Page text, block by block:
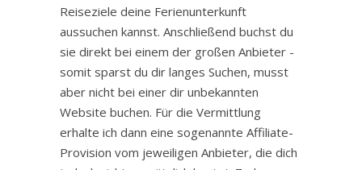
Reiseziele deine Ferienunterkunft
aussuchen kannst. Anschließend buchst du
sie direkt bei einem der großen Anbieter -
somit sparst du dir langes Suchen, musst
aber nicht bei einer dir unbekannten
Website buchen. Für die Vermittlung
erhalte ich dann eine sogenannte Affiliate-
Provision vom jeweiligen Anbieter, die dich